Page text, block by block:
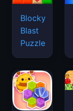
Blocky
Blast
Puzzle